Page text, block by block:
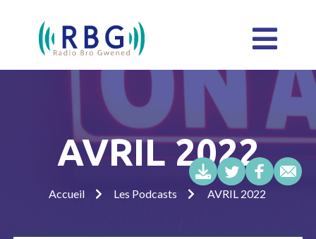
AVRIL 2022
Accueil Les Podcasts AVRIL 2022